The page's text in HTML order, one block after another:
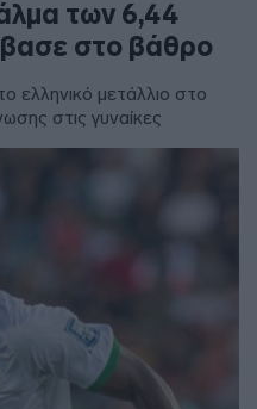
των 6,44
στο βάθρο
ελληνικό μετάλλιο στο
στις γυναίκες